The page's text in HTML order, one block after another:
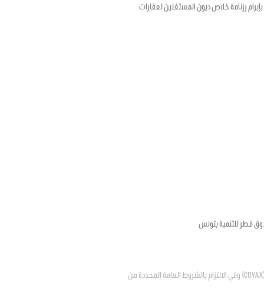
في 12 ماي 2020 المتعلق بتمديد الأجل المتعلق بإبرام رزنامة خلاص ديون المستغلين لعقارات
قطر للتنمية بتونس
يتعلق بالترخيص للدولة في الانضمام إلى المبادرة العالمية لتسهيل إتاحة اللقاحات ضد فيروس كوفيد – 19 "كوفاكس" (COVAX) وفي الالتزام بالشروط العامة المحددة من